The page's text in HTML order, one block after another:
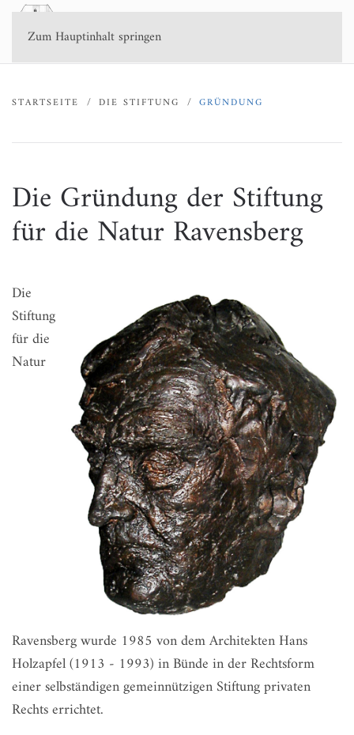
Zum Hauptinhalt springen
STARTSEITE DIE STIFTUNG GRÜNDUNG
Die Gründung der Stiftung
für die Natur Ravensberg
Die
Stiftung
für die
Natur
Ravensberg wurde 1985 von dem Architekten Hans
Holzapfel (1913 - 1993) in Bünde in der Rechtsform
einer selbständigen gemeinnützigen Stiftung privaten
Rechts errichtet.